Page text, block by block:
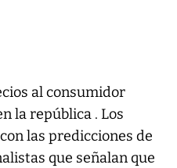
al consumidor
la república . Los
las predicciones de
que señalan que